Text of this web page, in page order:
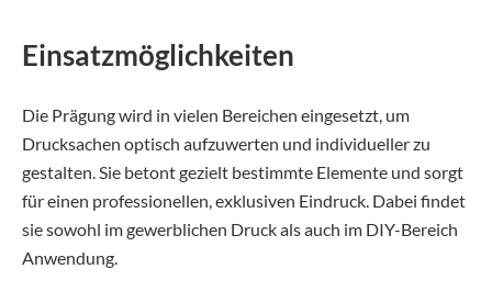
Einsatzmöglichkeiten
Die Prägung wird in vielen Bereichen eingesetzt, um
Drucksachen optisch aufzuwerten und individueller zu
gestalten. Sie betont gezielt bestimmte Elemente und sorgt
für einen professionellen, exklusiven Eindruck. Dabei findet
sie sowohl im gewerblichen Druck als auch im DIY-Bereich
Anwendung.